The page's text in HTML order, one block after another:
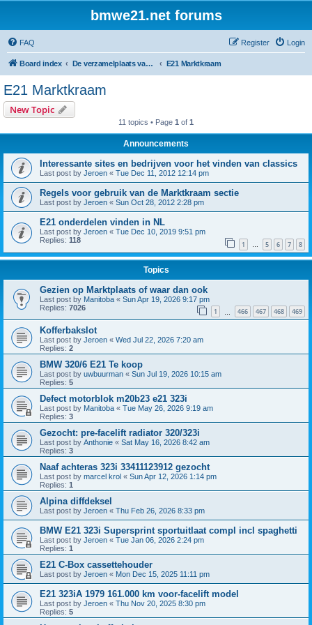
bmwe21.net forums
FAQ Login
Register
Board index De verzamelplaats van E21 fanaten der lage landen - Dutch forum E21 Marktkraam
E21 Marktkraam
New Topic
11 topics • Page 1 of 1
Announcements
Interessante sites en bedrijven voor het vinden van classics
Last post by Jeroen « Tue Dec 11, 2012 12:14 pm
Regels voor gebruik van de Marktkraam sectie
Last post by Jeroen « Sun Oct 28, 2012 2:28 pm
E21 onderdelen vinden in NL
Last post by Jeroen « Tue Dec 10, 2019 9:51 pm
Replies: 118 1 … 5 6 7 8
Topics
Gezien op Marktplaats of waar dan ook
Last post by Manitoba « Sun Apr 19, 2026 9:17 pm
Replies: 7026 1 466 467 468 469
Kofferbakslot
Last post by Jeroen « Wed Jul 22, 2026 7:20 am
Replies: 2
BMW 320/6 E21 Te koop
Last post by uwbuurman « Sun Jul 19, 2026 10:15 am
Replies: 5
Defect motorblok m20b23 e21 323i
Last post by Manitoba « Tue May 26, 2026 9:19 am
Replies: 3
Gezocht: pre-facelift radiator 320/323i
Last post by Anthonie « Sat May 16, 2026 8:42 am
Replies: 3
Naaf achteras 323i 33411123912 gezocht
Last post by marcel krol « Sun Apr 12, 2026 1:14 pm
Replies: 1
Alpina diffdeksel
Last post by Jeroen « Thu Feb 26, 2026 8:33 pm
BMW E21 323i Supersprint sportuitlaat compl incl spaghetti
Last post by Jeroen « Tue Jan 06, 2026 2:24 pm
Replies: 1
E21 C-Box cassettehouder
Last post by Jeroen « Mon Dec 15, 2025 11:11 pm
E21 323iA 1979 161.000 km voor-facelift model
Last post by Jeroen « Thu Nov 20, 2025 8:30 pm
Replies: 5